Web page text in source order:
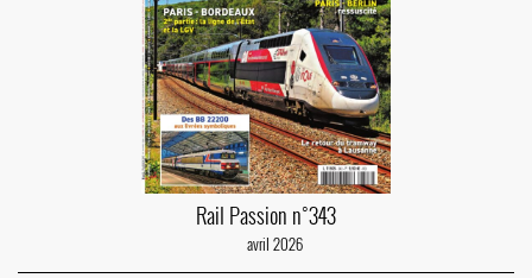
Rail Passion n°343
avril 2026